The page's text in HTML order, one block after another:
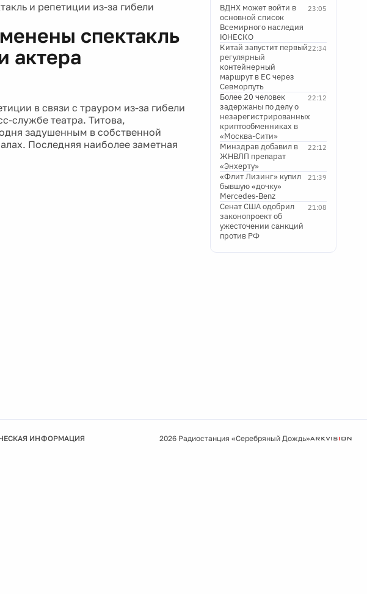
и репетиции из-за гибели
спектакль
актера
в связи с трауром из-за гибели
службе театра. Титова,
задушенным в собственной
Последняя наиболее заметная
23:05
ВДНХ может войти в
основной список
Всемирного наследия
ЮНЕСКО
22:34
Китай запустит первый
регулярный
контейнерный
маршрут в ЕС через
Севморпуть
22:12
Более 20 человек
задержаны по делу о
незарегистрированных
криптообменниках в
«Москва-Сити»
22:12
Минздрав добавил в
ЖНВЛП препарат
«Энхерту»
21:39
«Флит Лизинг» купил
бывшую «дочку»
Mercedes-Benz
21:08
Сенат США одобрил
законопроект об
ужесточении санкций
против РФ
ИНФОРМАЦИЯ 2026 Радиостанция «Серебряный Дождь»